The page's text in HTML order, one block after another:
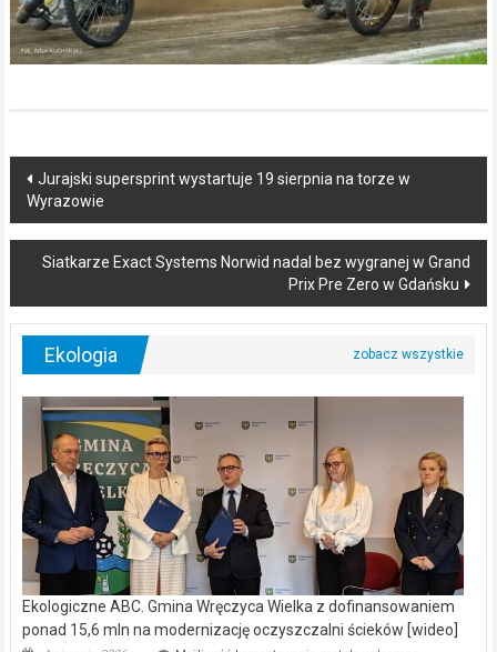
Post
navigation
Jurajski supersprint wystartuje 19 sierpnia na torze w
Wyrazowie
Siatkarze Exact Systems Norwid nadal bez wygranej w Grand
Prix Pre Zero w Gdańsku
Ekologia
Ekologiczne ABC. Gmina Wręczyca Wielka z dofinansowaniem
ponad 15,6 mln na modernizację oczyszczalni ścieków [wideo]